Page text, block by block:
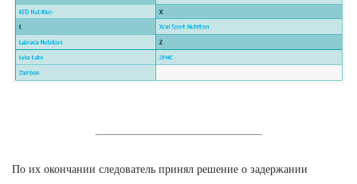
По их окончании следователь принял решение о задержании